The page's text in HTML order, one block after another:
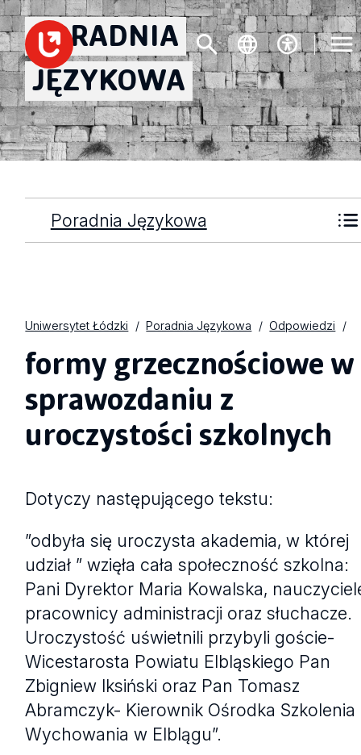
PORADNIA
JĘZYKOWA
Poradnia Językowa
Uniwersytet Łódzki Poradnia Językowa Odpowiedzi
formy grzecznościowe w
sprawozdaniu z
uroczystości szkolnych
Dotyczy następującego tekstu:
”odbyła się uroczysta akademia, w której
udział ” wzięła cała społeczność szkolna:
Pani Dyrektor Maria Kowalska,
pracownicy administracji oraz słuchacze.
Uroczystość uświetnili przybyli goście-
Wicestarosta Powiatu Elbląskiego Pan
Zbigniew Iksiński oraz Pan Tomasz
Abramczyk- Kierownik Ośrodka Szkolenia
Wychowania w Elblągu”.